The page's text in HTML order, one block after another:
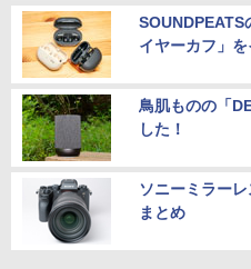
SOUNDPEATS
イヤーカフ」
鳥肌ものの「
した！
ソニーミラー
まとめ